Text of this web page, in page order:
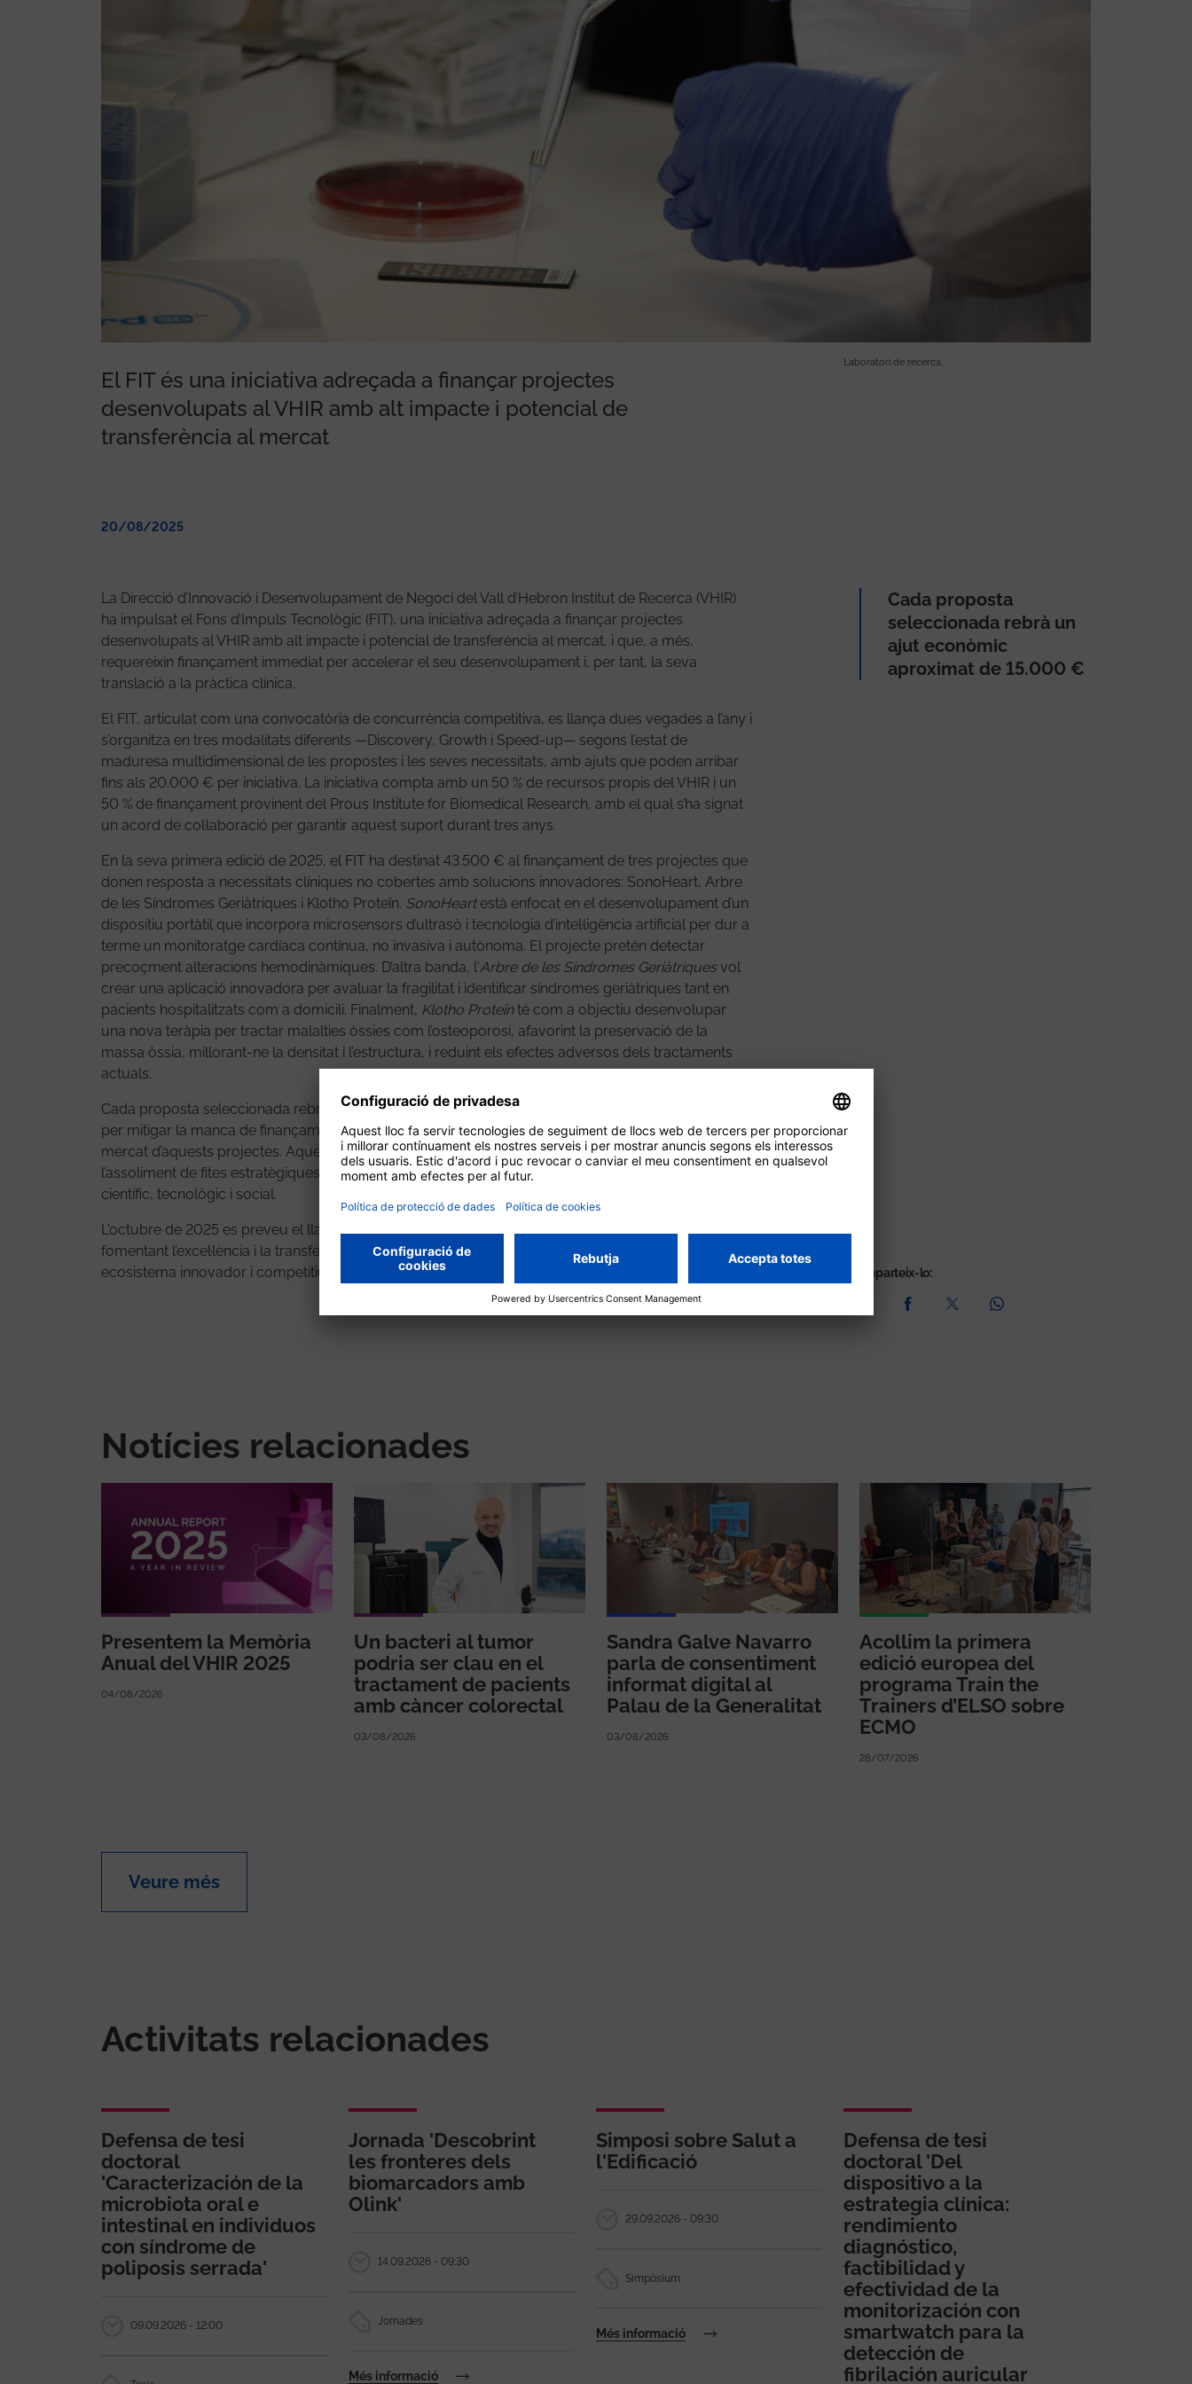
Laboratori de recerca.
El FIT és una iniciativa adreçada a finançar projectes
desenvolupats al VHIR amb alt impacte i potencial de
transferència al mercat
20/08/2025
La Direcció d’Innovació i Desenvolupament de Negoci del Vall d’Hebron Institut de Recerca (VHIR)
ha impulsat el Fons d’Impuls Tecnològic (FIT), una iniciativa adreçada a finançar projectes
desenvolupats al VHIR amb alt impacte i potencial de transferència al mercat, i que, a més,
requereixin finançament immediat per accelerar el seu desenvolupament i, per tant, la seva
translació a la pràctica clínica.
El FIT, articulat com una convocatòria de concurrència competitiva, es llança dues vegades a l’any i
s’organitza en tres modalitats diferents —Discovery, Growth i Speed-up— segons l’estat de
maduresa multidimensional de les propostes i les seves necessitats, amb ajuts que poden arribar
fins als 20.000 € per iniciativa. La iniciativa compta amb un 50 % de recursos propis del VHIR i un
50 % de finançament provinent del Prous Institute for Biomedical Research, amb el qual s’ha signat
un acord de col·laboració per garantir aquest suport durant tres anys.
En la seva primera edició de 2025, el FIT ha destinat 43.500 € al finançament de tres projectes que
donen resposta a necessitats clíniques no cobertes amb solucions innovadores: SonoHeart, Arbre
de les Síndromes Geriàtriques i Klotho Proteïn. SonoHeartestà enfocat en el desenvolupament d’un
dispositiu portàtil que incorpora microsensors d’ultrasò i tecnologia d’intel·ligència artificial per dur a
terme un monitoratge cardíaca contínua, no invasiva i autònoma. El projecte pretén detectar
precoçment alteracions hemodinàmiques. D’altra banda, l'Arbre de les Síndromes Geriàtriquesvol
crear una aplicació innovadora per avaluar la fragilitat i identificar síndromes geriàtriques tant en
pacients hospitalitzats com a domicili. Finalment, Klotho Proteïnté com a objectiu desenvolupar
una nova teràpia per tractar malalties òssies com l’osteoporosi, afavorint la preservació de la
massa òssia, millorant-ne la densitat i l’estructura, i reduint els efectes adversos dels tractaments
actuals.
Cada proposta seleccionada rebrà un ajut econòmic aproximat de 15.000 €, una aportació clau
per mitigar la manca de finançament, accelerar el desenvolupament i facilitar la transferència al
mercat d’aquests projectes. Aquest suport vol actuar com un veritable catalitzador, afavorint
l’assoliment de fites estratègiques que consolidin l’evolució dels projectes i en potenciïn l’impacte
científic, tecnològic i social.
L'octubre de 2025 es preveu el llançament de la segona edició del FIT, amb la qual es continuarà
fomentant l’excel·lència i la transferència de coneixement, contribuint al desenvolupament d’un
ecosistema innovador i competitiu mitjançant el finançament de nous projectes.
Cada proposta
seleccionada rebrà un
ajut econòmic
aproximat de 15.000 €
Comparteix-lo:
Notícies relacionades
Presentem la Memòria
Anual del VHIR 2025
04/08/2026
Un bacteri al tumor
podria ser clau en el
tractament de pacients
amb càncer colorectal
03/08/2026
Sandra Galve Navarro
parla de consentiment
informat digital al
Palau de la Generalitat
03/08/2026
Acollim la primera
edició europea del
programa Train the
Trainers d’ELSO sobre
ECMO
28/07/2026
Veure més
Activitats relacionades
Defensa de tesi
doctoral
'Caracterización de la
microbiota oral e
intestinal en individuos
con síndrome de
poliposis serrada'
09.09.2026 - 12:00
Jornada 'Descobrint
les fronteres dels
biomarcadors amb
Olink'
14.09.2026 - 09:30
Jornades
Més informació
Simposi sobre Salut a
l'Edificació
29.09.2026 - 09:30
Simpòsium
Més informació
Defensa de tesi
doctoral 'Del
dispositivo a la
estrategia clínica:
rendimiento
diagnóstico,
factibilidad y
efectividad de la
monitorización con
smartwatch para la
detección de
fibrilación auricular